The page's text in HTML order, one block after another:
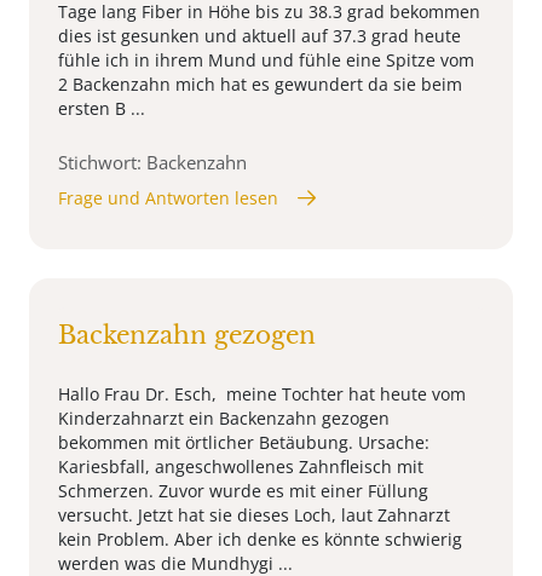
Tage lang Fiber in Höhe bis zu 38.3 grad bekommen
dies ist gesunken und aktuell auf 37.3 grad heute
fühle ich in ihrem Mund und fühle eine Spitze vom
2 Backenzahn mich hat es gewundert da sie beim
ersten B ...
Stichwort: Backenzahn
Frage und Antworten lesen
Backenzahn gezogen
Hallo Frau Dr. Esch, meine Tochter hat heute vom
Kinderzahnarzt ein Backenzahn gezogen
bekommen mit örtlicher Betäubung. Ursache:
Kariesbfall, angeschwollenes Zahnfleisch mit
Schmerzen. Zuvor wurde es mit einer Füllung
versucht. Jetzt hat sie dieses Loch, laut Zahnarzt
kein Problem. Aber ich denke es könnte schwierig
werden was die Mundhygi ...